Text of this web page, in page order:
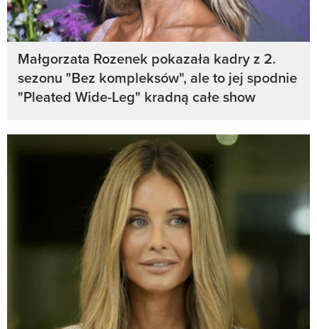
Małgorzata Rozenek pokazała kadry z 2.
sezonu "Bez kompleksów", ale to jej spodnie
"Pleated Wide-Leg" kradną całe show